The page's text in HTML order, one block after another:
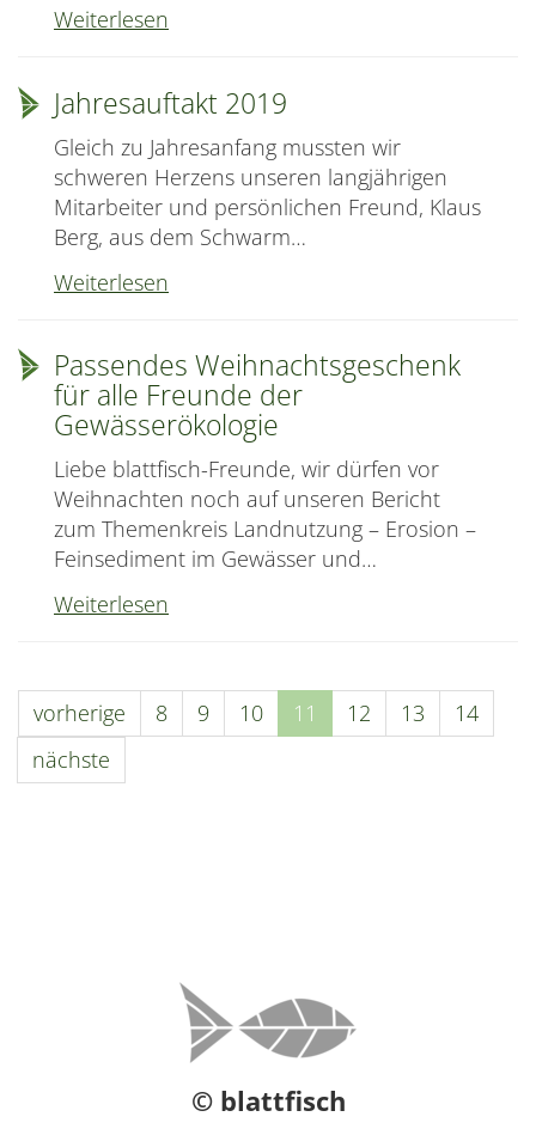
Exkursionen
und
Seelaubenlaichzügen
2019
Weiterlesen
Jahresauftakt 2019
Gleich zu Jahresanfang mussten wir
schweren Herzens unseren langjährigen
Mitarbeiter und persönlichen Freund, Klaus
Berg, aus dem Schwarm…
Jahresauftakt
Weiterlesen
Passendes Weihnachtsgeschenk
für alle Freunde der
Gewässerökologie
Liebe blattfisch-Freunde, wir dürfen vor
Weihnachten noch auf unseren Bericht
zum Themenkreis Landnutzung – Erosion –
Feinsediment im Gewässer und…
Passendes
alle
Freunde
der
Gewässerökologie
Weiterlesen
vorherige 8 9 10 11 12 13
14
nächste
© blattfisch